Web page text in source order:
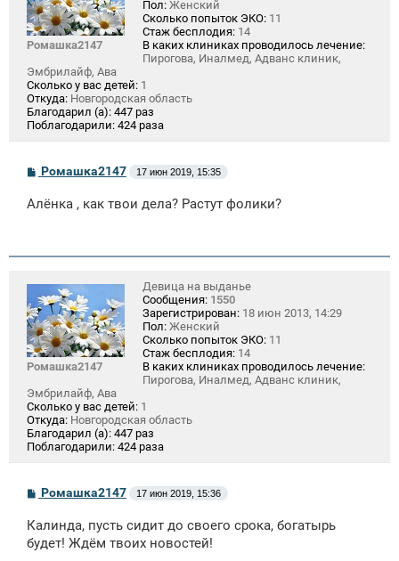
Ромашка2147
Пол: Женский
Сколько попыток ЭКО: 11
Стаж бесплодия: 14
В каких клиниках проводилось лечение:
Пирогова, Иналмед, Адванс клиник,
Эмбрилайф, Ава
Сколько у вас детей: 1
Откуда: Новгородская область
Благодарил (а): 447 раз
Поблагодарили: 424 раза
С
б
и
Ромашка2147 17 июн 2019, 15:35
Алёнка , как твои дела? Растут фолики?
Ромашка2147
Девица на выданье
Сообщения: 1550
Зарегистрирован: 18 июн 2013, 14:29
Пол: Женский
Сколько попыток ЭКО: 11
Стаж бесплодия: 14
В каких клиниках проводилось лечение:
Пирогова, Иналмед, Адванс клиник,
Эмбрилайф, Ава
Сколько у вас детей: 1
Откуда: Новгородская область
Благодарил (а): 447 раз
Поблагодарили: 424 раза
С
б
щ
е
Ромашка2147 17 июн 2019, 15:36
Калинда, пусть сидит до своего срока, богатырь
будет! Ждём твоих новостей!